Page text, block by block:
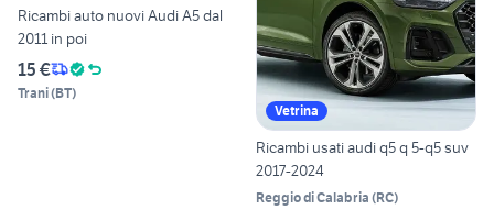
Ricambi auto nuovi Audi A5 dal
2011 in poi
15 €
Trani(BT)
Vetrina
Ricambi usati audi q5 q 5-q5 suv
2017-2024
Reggio di Calabria (RC)